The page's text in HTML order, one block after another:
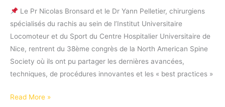
Le Pr Nicolas Bronsard et le Dr Yann Pelletier, chirurgiens
spécialisés du rachis au sein de l’Institut Universitaire
Locomoteur et du Sport du Centre Hospitalier Universitaire de
Nice, rentrent du 38ème congrès de la North American Spine
Society où ils ont pu partager les dernières avancées,
techniques, de procédures innovantes et les « best practices »
Le
Read More »